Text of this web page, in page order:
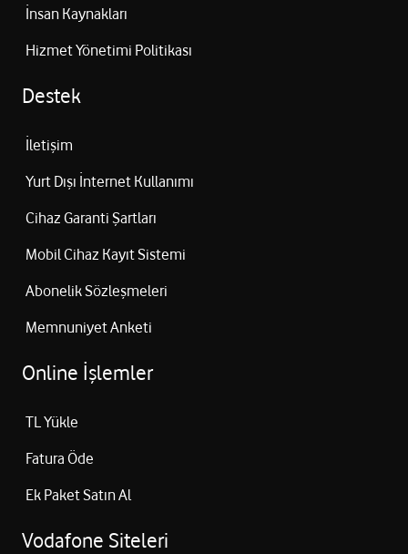
İnsan Kaynakları
Hizmet Yönetimi Politikası
Destek
İletişim
Yurt Dışı İnternet Kullanımı
Cihaz Garanti Şartları
Mobil Cihaz Kayıt Sistemi
Abonelik Sözleşmeleri
Memnuniyet Anketi
Online İşlemler
TL Yükle
Fatura Öde
Ek Paket Satın Al
Vodafone Siteleri